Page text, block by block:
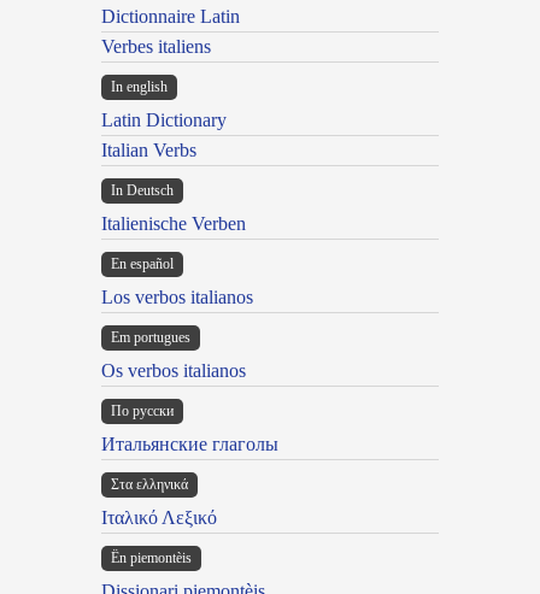
Dictionnaire Latin
Verbes italiens
In english
Latin Dictionary
Italian Verbs
In Deutsch
Italienische Verben
En español
Los verbos italianos
Em portugues
Os verbos italianos
По русски
Итальянские глаголы
Στα ελληνικά
Ιταλικό Λεξικό
Ën piemontèis